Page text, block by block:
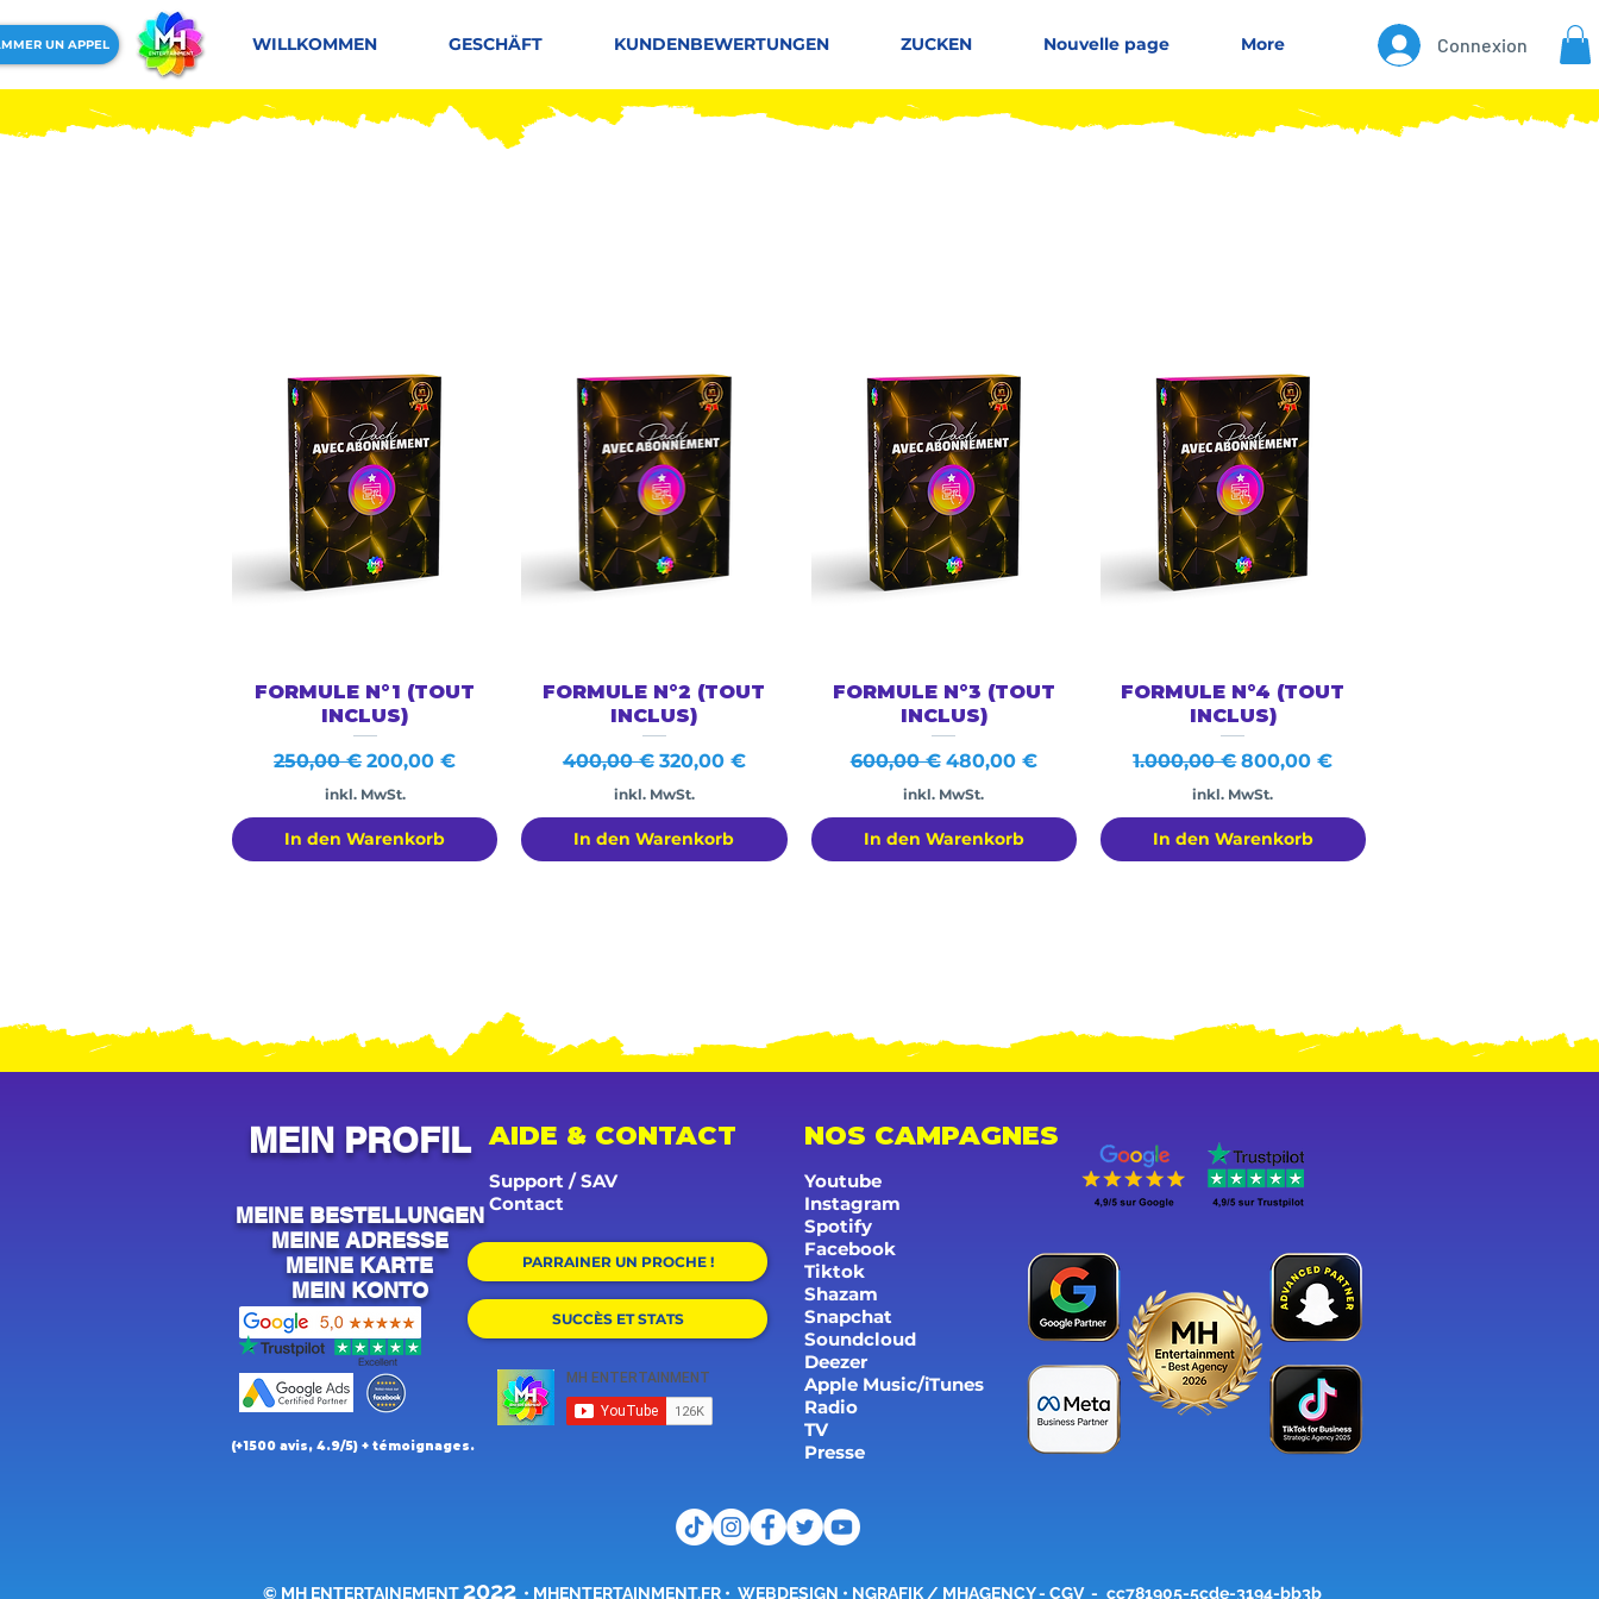
UN APPEL WILLKOMMEN GESCHÄFT KUNDENBEWERTUNGEN ZUCKEN Nouvelle page More Connexion
Schnellansicht
FORMULE N°1 (TOUT
INCLUS)
Standardpreis
250,00 € Sale-Preis
200,00 €
inkl. MwSt.
In den Warenkorb
Schnellansicht
FORMULE N°2 (TOUT
INCLUS)
Standardpreis
400,00 € Sale-Preis
320,00 €
inkl. MwSt.
In den Warenkorb
Schnellansicht
FORMULE N°3 (TOUT
INCLUS)
Standardpreis
600,00 € Sale-Preis
480,00 €
inkl. MwSt.
In den Warenkorb
Schnellansicht
FORMULE N°4 (TOUT
INCLUS)
Standardpreis
1.000,00 €Sale-Preis
800,00 €
inkl. MwSt.
In den Warenkorb
MEIN PROFIL
MEINE BESTELLUNGEN
MEINE ADRESSE
MEINE KARTE
MEIN KONTO
AIDE & CONTACT
Support / SAV
Contact
PARRAINER UN PROCHE !
SUCCÈS ET STATS
(+1500 avis, 4.9/5) + témoignages.
NOS CAMPAGNES
Youtube
Instagram
Spotify
Facebook
Tiktok
Shazam
Snapchat
Soundcloud
Deezer
Apple Music/iTunes
Radio
TV
Presse
© MH ENTERTAINEMENT2022 • MHENTERTAINMENT.FR • WEBDESIGN • NGRAFIK / MHAGENCY - CGV -_cc781905-5cde-3194-bb3b